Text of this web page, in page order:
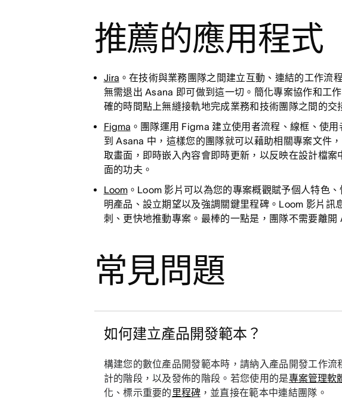
推薦的應用程式
Jira 。在技術與業務團隊之間建立互動、連結的工作流
無需退出 Asana 即可做到這一切。簡化專案協作和工
確的時間點上無縫接軌地完成業務和技術團隊之間的交
Figma 。團隊運用 Figma 建立使用者流程、線框、使
到 Asana 中，這樣您的團隊就可以藉助相關專案文件
取畫面，即時嵌入內容會即時更新，以反映在設計檔
面的功夫。
Loom。Loom 影片可以為您的專案概觀賦予個人特色
明產品、設立期望以及強調關鍵里程碑。Loom 影片
刺、更快地推動專案。最棒的一點是，團隊不需要離開
常見問題
如何建立產品開發範本？
構建您的數位產品開發範本時，請納入產品開發工作
計的階段，以及發佈的階段。若您使用的是專案管理軟
化、標示重要的 里程碑，並直接在範本中連結團隊。